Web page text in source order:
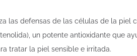
las defensas de las células de la piel
un potente antioxidante que
tratar la piel sensible e irritada.